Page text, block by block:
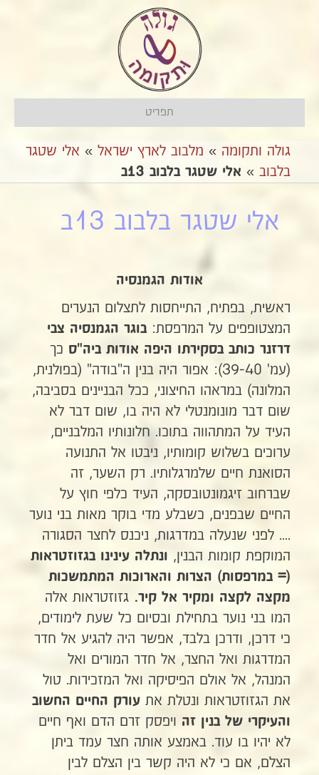
תפריט
גולה ותקומה » מלבוב לארץ ישראל » אלי שטגר
בלבוב » אלי שטגר בלבוב 13ב
אלי שטגר בלבוב 13ב
אודות הגמנסיה
ראשית, בפתיח, התייחסות לתצלום הנערים
המצטופפים על המרפסת:בוגר הגמנסיה צבי
דרזנר כותב בסקירתו היפה אודות ביה"ס כך
(עמ' 39-40): אפור היה בנין ה"בודה" (בפולנית,
המלונה) במראהו החיצוני, ככל הבניינים בסביבה,
שום דבר מונומנטלי לא היה בו, שום דבר לא
העיד על המתהווה בתוכו. חלונותיו המלבניים,
ערוכים בשלוש קומותיו, ניבטו אל התנועה
הסואנת חיים שלמרגלותיו. רק השער, זה
שברחוב זיגמונטובסקה, העיד כלפי חוץ על
החיים שבפנים, כשבלע מדי בוקר מאות בני נוער
.... לפני שנעלה במדרגות, ניכנס לחצר הסגורה
המוקפת קומות הבנין, ונתלה עינינו בגזוזטראות
(= במרפסות) הצרות והארוכות המתמשכות
מקצה לקצה ומקיר אל קיר. גזוזטראות אלה
המו בני נוער בתחילת ובסיום כל שעת לימודים,
כי דרכן, ודרכן בלבד, אפשר היה להגיע אל חדר
המדרגות ואל החצר, אל חדר המורים ואל
המנהל, אל אולם הפיסיקה ואל המזכירות. טול
את הגזוזטראות ונטלת את עורק החיים החשוב
והעיקרי של בנין זה ויפסק זרם הדם ואף חיים
לא יהיו בו עוד. באמצע אותה חצר עמד ביתן
הצלם, אם כי לא היה קשר בין הצלם לבין